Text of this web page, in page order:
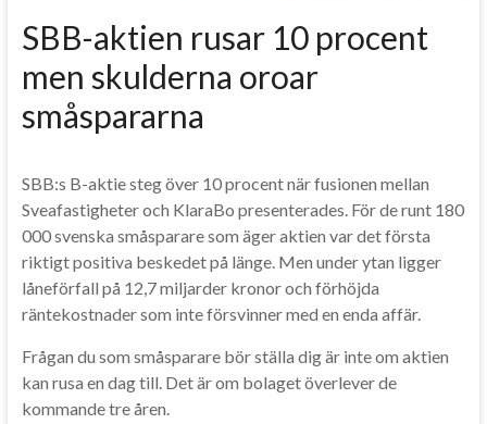
SBB-aktien rusar 10 procent
men skulderna oroar
småspararna
SBB:s B-aktie steg över 10 procent när fusionen mellan
Sveafastigheter och KlaraBo presenterades. För de runt 180
000 svenska småsparare som äger aktien var det första
riktigt positiva beskedet på länge. Men under ytan ligger
låneförfall på 12,7 miljarder kronor och förhöjda
räntekostnader som inte försvinner med en enda affär.
Frågan du som småsparare bör ställa dig är inte om aktien
kan rusa en dag till. Det är om bolaget överlever de
kommande tre åren.